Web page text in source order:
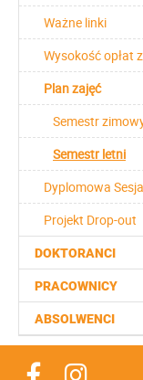
Ważne linki
Wysokość opłat
Plan zajęć
Semestr
Semestr letni
Dyplomowa
Projekt Drop-out
DOKTORANCI
PRACOWNICY
ABSOLWENCI